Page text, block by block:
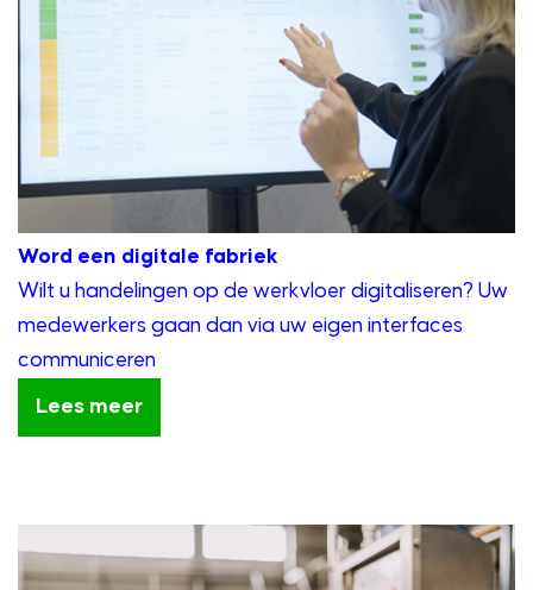
Word een digitale fabriek
Wilt u handelingen op de werkvloer digitaliseren? Uw
medewerkers gaan dan via uw eigen interfaces
communiceren
Lees meer